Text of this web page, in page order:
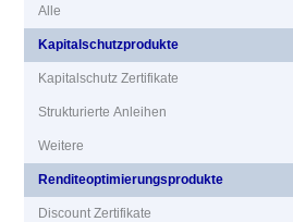
Alle
Kapitalschutzprodukte
Kapitalschutz Zertifikate
Strukturierte Anleihen
Weitere
Renditeoptimierungsprodukte
Discount Zertifikate